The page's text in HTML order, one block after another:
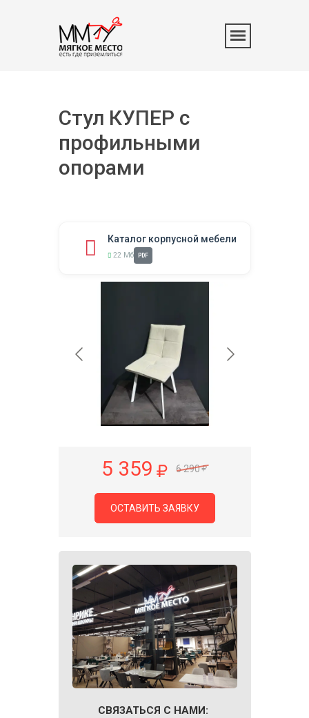
Стул КУПЕР с
профильными
опорами
Каталог корпусной мебели
22 Мб PDF
5 359 6 290
ОСТАВИТЬ ЗАЯВКУ
СВЯЗАТЬСЯ С НАМИ: